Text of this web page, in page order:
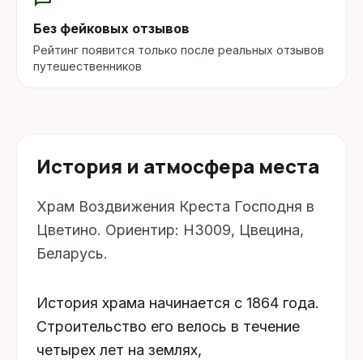
Без фейковых отзывов
Рейтинг появится только после реальных отзывов
путешественников
История и атмосфера места
Храм Воздвижения Креста Господня в
Цветино. Ориентир: Н3009, Цвецина,
Беларусь.
История храма начинается с 1864 года.
Строительство его велось в течение
четырех лет на землях,